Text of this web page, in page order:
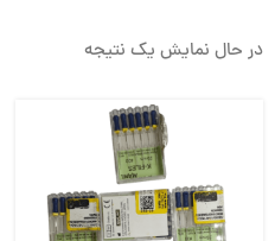
در حال نمایش یک نتیجه